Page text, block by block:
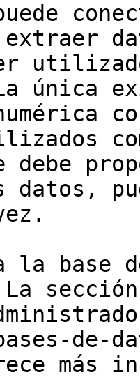
extraer
única
debe
la base
de-
más